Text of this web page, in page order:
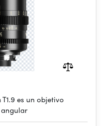
es un objetivo